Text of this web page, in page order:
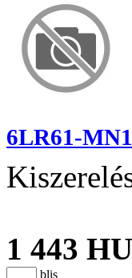
6LR61-
1 443
blis